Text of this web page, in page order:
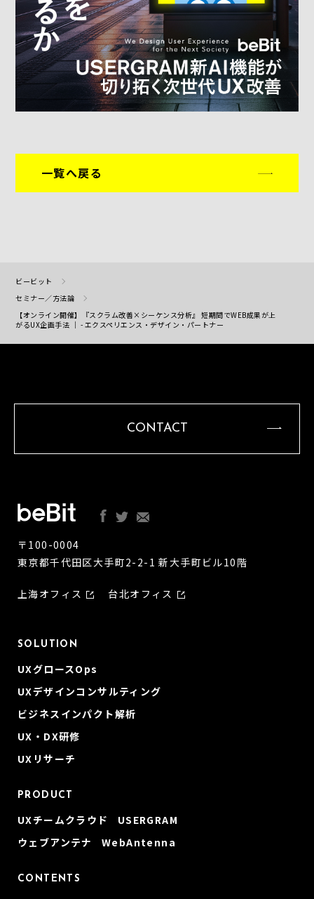
一覧へ戻る
ビービット
セミナー／方法論
【オンライン開催】『スクラム改善×シーケンス分析』 短期間でWEB成果が上
がるUX企画手法 ｜ - エクスペリエンス・デザイン・パートナー
CONTACT
〒100-0004
東京都千代田区大手町2-2-1 新大手町ビル10階
上海オフィス 台北オフィス
SOLUTION
UXグロースOps
UXデザインコンサルティング
ビジネスインパクト解析
UX・DX研修
UXリサーチ
PRODUCT
UXチームクラウド USERGRAM
ウェブアンテナ WebAntenna
CONTENTS